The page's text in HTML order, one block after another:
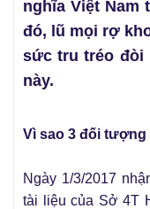
nghĩa Việt Nam
đó, lũ mọi rợ
sức tru tréo đòi
này.
Vì sao 3 đối tượng
Ngày 1/3/2017
tài liệu của Sở 4T